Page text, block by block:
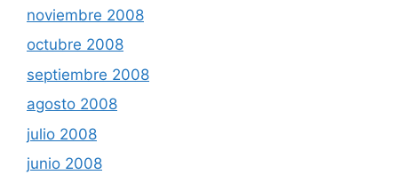
noviembre 2008
octubre 2008
septiembre 2008
agosto 2008
julio 2008
junio 2008